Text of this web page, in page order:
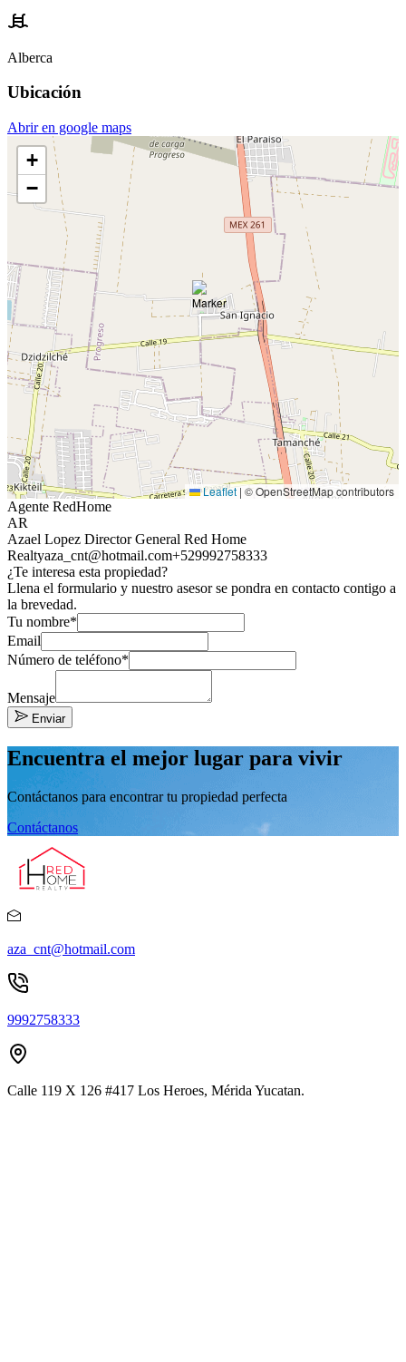
Alberca
Ubicación
Abrir en google maps
+
−
Leaflet |© OpenStreetMap contributors
Agente RedHome
AR
Azael Lopez Director General Red Home
Realtyaza_cnt@hotmail.com+529992758333
¿Te interesa esta propiedad?
Llena el formulario y nuestro asesor se pondra en contacto contigo a
la brevedad.
Tu nombre*
Email
Número de teléfono*
Mensaje
Enviar
Encuentra el mejor lugar para vivir
Contáctanos para encontrar tu propiedad perfecta
Contáctanos
aza_cnt@hotmail.com
9992758333
Calle 119 X 126 #417 Los Heroes, Mérida Yucatan.